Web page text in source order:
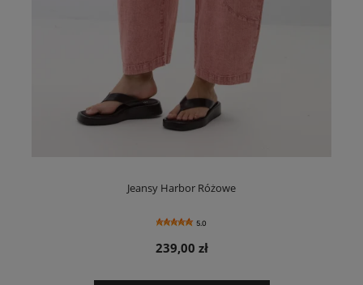
Jeansy Harbor Różowe
5.0
239,00 zł